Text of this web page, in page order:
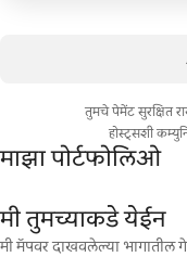
तुमचे पेमेंट सुरक्षित
होस्ट्सशी
माझा पोर्टफोलिओ
मी तुमच्याकडे येईन
मी मॅपवर दाखवलेल्या भागातील